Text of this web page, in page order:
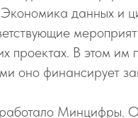
данных и
проектах. В этом
оно финансирует
Минцифры.